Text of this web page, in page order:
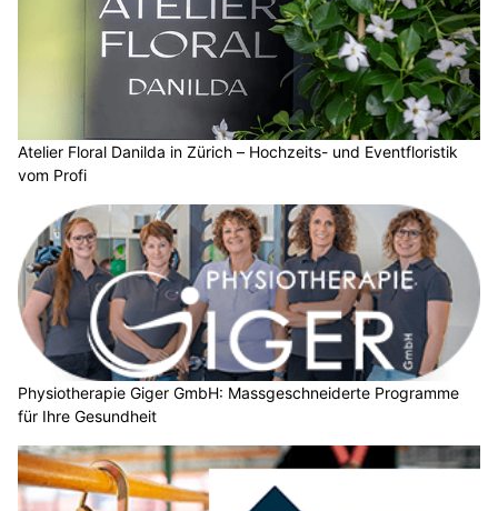
Atelier Floral Danilda in Zürich – Hochzeits- und Eventfloristik
vom Profi
Physiotherapie Giger GmbH: Massgeschneiderte Programme
für Ihre Gesundheit